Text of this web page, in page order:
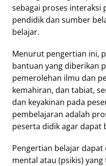
sebagai proses interaksi
pendidik dan sumber
belajar.
Menurut pengertian ini,
bantuan yang diberikan
pemerolehan ilmu dan
kemahiran, dan tabiat,
dan keyakinan pada
pembelajaran adalah
peserta didik agar dapat
Pengertian belajar
mental atau (psikis)